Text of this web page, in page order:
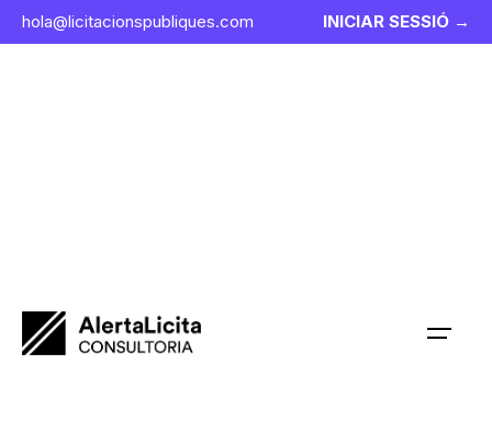
hola@licitacionspubliques.com INICIAR SESSIÓ →